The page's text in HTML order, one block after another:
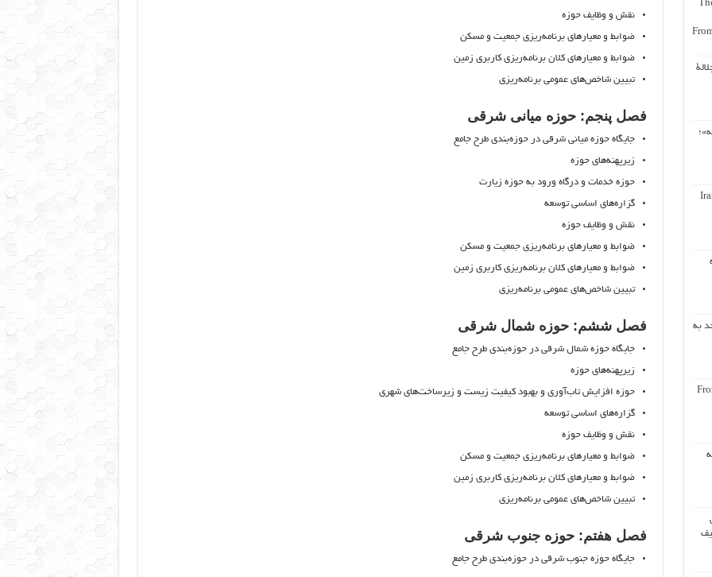
نقش و وظایف حوزه
ضوابط و معیارهای برنامه‌ریزی جمعیت و مسکن
ضوابط و معیارهای کلان برنامه‌ریزی کاربری زمین
تبیین شاخص‌های عمومی برنامه‌ریزی
فصل پنجم: حوزه میانی شرقی
جایگاه حوزه میانی شرقی در حوزه‌بندی طرح جامع
زیرپهنه‌های حوزه
حوزه خدمات و درگاه ورود به حوزه زیارت
گزاره‌های اساسی توسعه
نقش و وظایف حوزه
ضوابط و معیارهای برنامه‌ریزی جمعیت و مسکن
ضوابط و معیارهای کلان برنامه‌ریزی کاربری زمین
تبیین شاخص‌های عمومی برنامه‌ریزی
فصل ششم: حوزه شمال شرقی
جایگاه حوزه شمال شرقی در حوزه‌بندی طرح جامع
زیرپهنه‌های حوزه
حوزه افزایش تاب‌آوری و بهبود کیفیت زیست و زیرساخت‌های شهری
گزاره‌های اساسی توسعه
نقش و وظایف حوزه
ضوابط و معیارهای برنامه‌ریزی جمعیت و مسکن
ضوابط و معیارهای کلان برنامه‌ریزی کاربری زمین
تبیین شاخص‌های عمومی برنامه‌ریزی
فصل هفتم: حوزه جنوب شرقی
جایگاه حوزه جنوب شرقی در حوزه‌بندی طرح جامع
به